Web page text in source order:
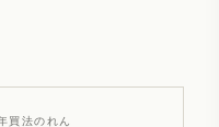
買法のれん